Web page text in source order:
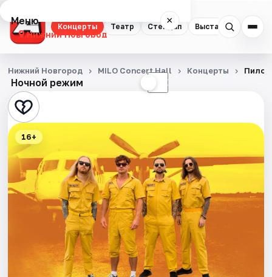
Концерты Театр Стендап Выставки
Меню ×
Нижний Новгород
Концерты
Театр
Стендап
Выставки
Квесты
Экскурсии
События
Ночной режим ☾
Нижний Новгород MILO Concert Hall Концерты Пилот
16+